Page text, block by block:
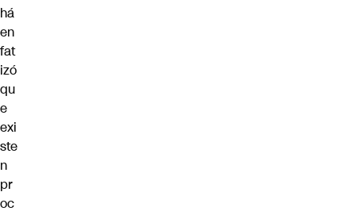
há
en
fat
izó
qu
e
exi
ste
n
pr
oc